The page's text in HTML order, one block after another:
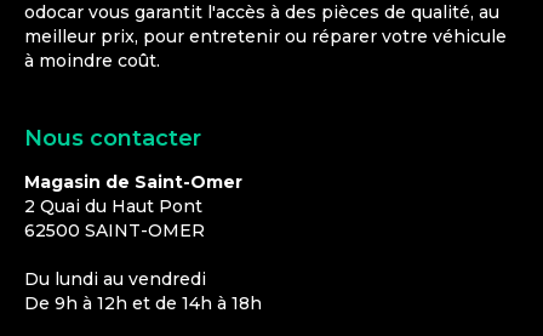
odocar vous garantit l'accès à des pièces de qualité, au
meilleur prix, pour entretenir ou réparer votre véhicule
à moindre coût.
Nous contacter
Magasin de Saint-Omer
2 Quai du Haut Pont
62500 SAINT-OMER
Du lundi au vendredi
De 9h à 12h et de 14h à 18h